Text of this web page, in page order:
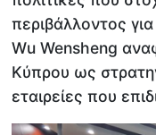
περιβάλλοντος
Wu Wensheng
Κύπρου ως
εταιρείες που